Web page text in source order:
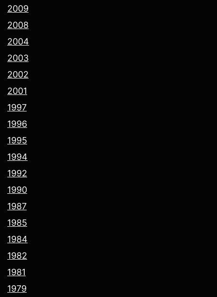
2009
2008
2004
2003
2002
2001
1997
1996
1995
1994
1992
1990
1987
1985
1984
1982
1981
1979